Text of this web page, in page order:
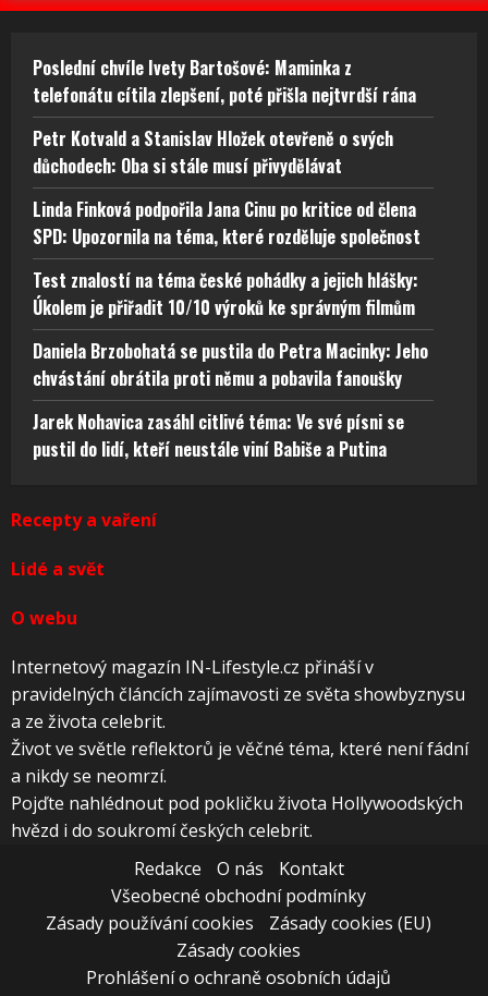
Poslední chvíle Ivety Bartošové: Maminka z
telefonátu cítila zlepšení, poté přišla nejtvrdší rána
Petr Kotvald a Stanislav Hložek otevřeně o svých
důchodech: Oba si stále musí přivydělávat
Linda Finková podpořila Jana Cinu po kritice od člena
SPD: Upozornila na téma, které rozděluje společnost
Test znalostí na téma české pohádky a jejich hlášky:
Úkolem je přiřadit 10/10 výroků ke správným filmům
Daniela Brzobohatá se pustila do Petra Macinky: Jeho
chvástání obrátila proti němu a pobavila fanoušky
Jarek Nohavica zasáhl citlivé téma: Ve své písni se
pustil do lidí, kteří neustále viní Babiše a Putina
Recepty a vaření
Lidé a svět
O webu
Internetový magazín IN-Lifestyle.cz přináší v
pravidelných článcích zajímavosti ze světa showbyznysu
a ze života celebrit.
Život ve světle reflektorů je věčné téma, které není fádní
a nikdy se neomrzí.
Pojďte nahlédnout pod pokličku života Hollywoodských
hvězd i do soukromí českých celebrit.
Redakce
O nás
Kontakt
Všeobecné obchodní podmínky
Zásady používání cookies
Zásady cookies (EU)
Zásady cookies
Prohlášení o ochraně osobních údajů